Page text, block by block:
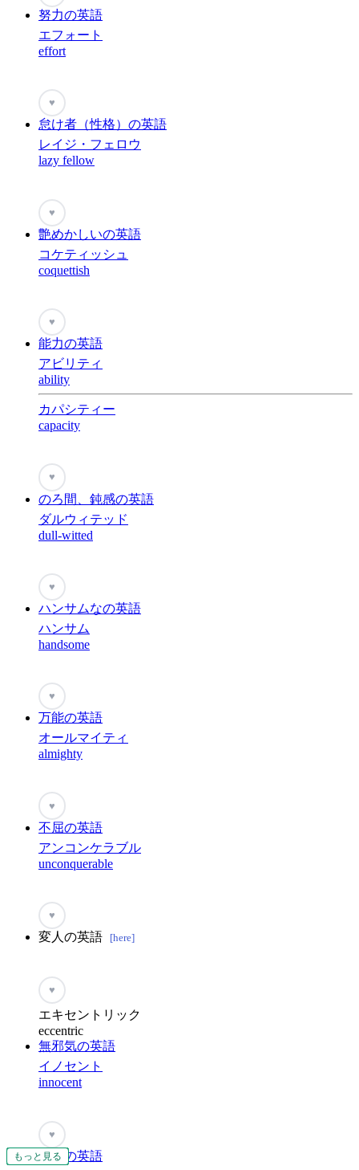
もっと見る
もっと見る
もっと見る
もっと見る
もっと見る
もっと見る
もっと見る
もっと見る
もっと見る
もっと見る
もっと見る
もっと見る
もっと見る
もっと見る
もっと見る
もっと見る
努力の英語
エフォート
effort
♥
怠け者（性格）の英語
レイジ・フェロウ
lazy fellow
♥
艶めかしいの英語
コケティッシュ
coquettish
♥
能力の英語
アビリティ
ability
カパシティー
capacity
もっと見る
♥
のろ間、鈍感の英語
ダルウィテッド
dull-witted
♥
ハンサムなの英語
ハンサム
handsome
♥
万能の英語
オールマイティ
almighty
もっと見る
♥
不屈の英語
アンコンケラブル
unconquerable
♥
変人の英語 [here]
♥
エキセントリック
eccentric
無邪気の英語
イノセント
innocent
♥
無謀の英語
もっと見る